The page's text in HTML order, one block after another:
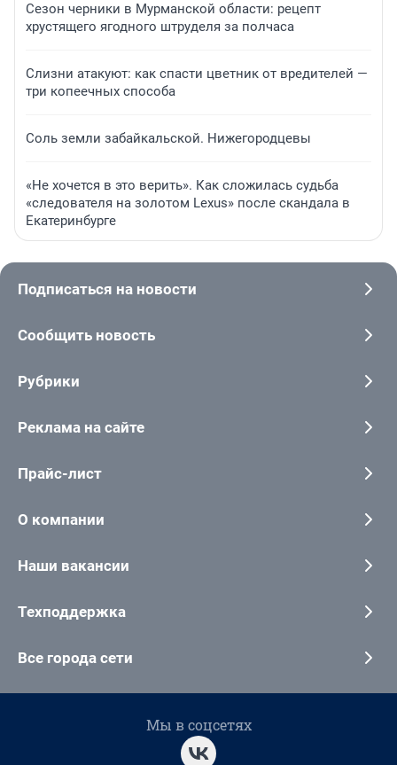
Сезон черники в Мурманской области: рецепт
хрустящего ягодного штруделя за полчаса
Слизни атакуют: как спасти цветник от вредителей —
три копеечных способа
Соль земли забайкальской. Нижегородцевы
«Не хочется в это верить». Как сложилась судьба
«следователя на золотом Lexus» после скандала в
Екатеринбурге
Подписаться на новости
Сообщить новость
Рубрики
Реклама на сайте
Прайс-лист
О компании
Наши вакансии
Техподдержка
Все города сети
Мы в соцсетях